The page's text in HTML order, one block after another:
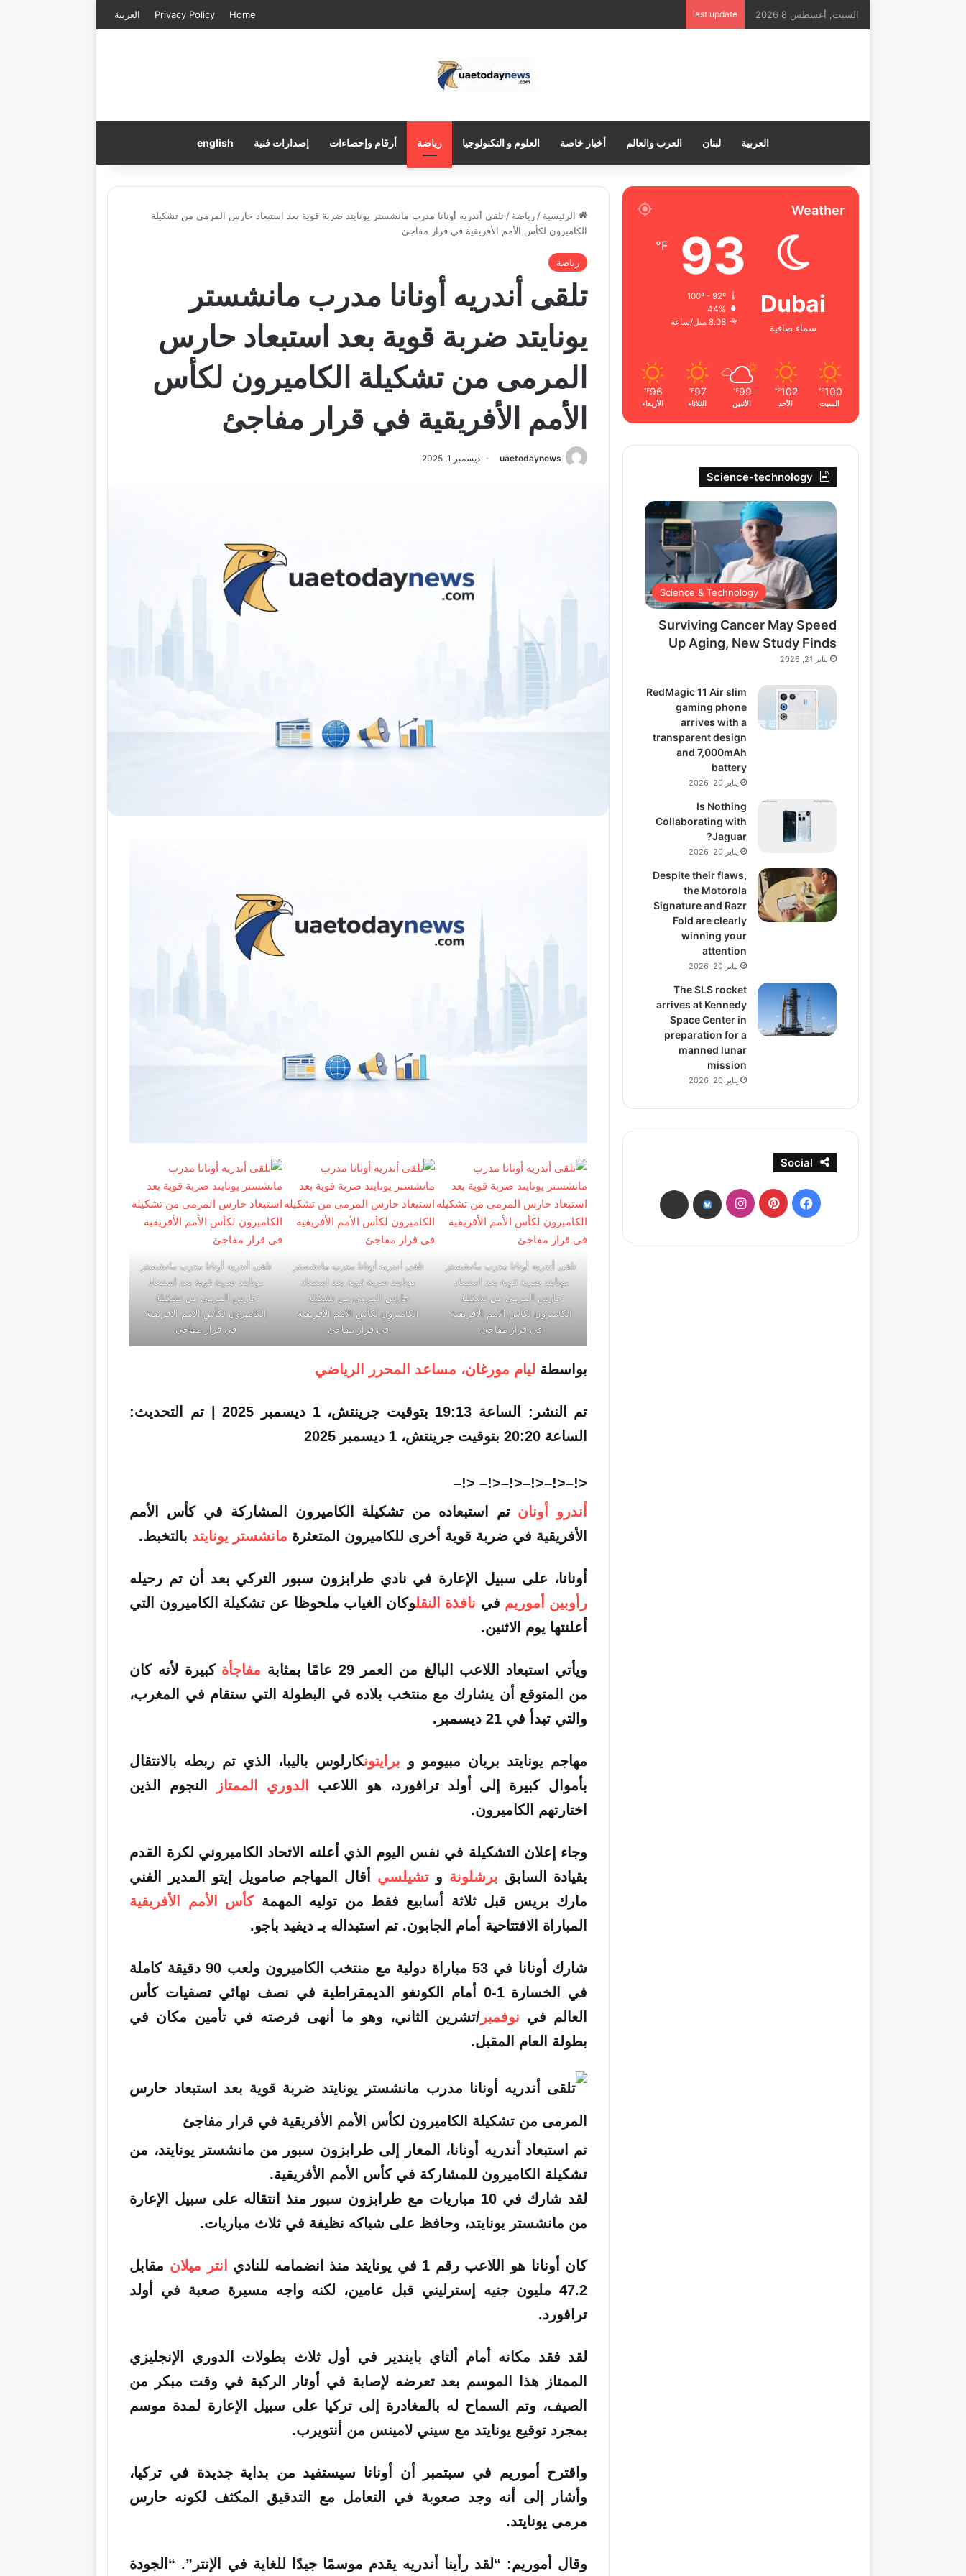
السبت, أغسطس 8 2026 last update
Home
Privacy Policy العربية
العربية لبنان العرب والعالم أخبار خاصة العلوم و التكنولوجيا رياضة أرقام وإحصاءات إصدارات فنية english
الرئيسية / رياضة / تلقى أندريه أونانا مدرب مانشستر يونايتد ضربة قوية بعد استبعاد حارس المرمى من تشكيلة
الكاميرون لكأس الأمم الأفريقية في قرار مفاجئ
رياضة
تلقى أندريه أونانا مدرب مانشستر
يونايتد ضربة قوية بعد استبعاد حارس
المرمى من تشكيلة الكاميرون لكأس
الأمم الأفريقية في قرار مفاجئ
uaetodaynews ديسمبر 1, 2025
تلقى أندريه أونانا مدرب مانشستر
يونايتد ضربة قوية بعد استبعاد
حارس المرمى من تشكيلة
الكاميرون لكأس الأمم الأفريقية
في قرار مفاجئ
تلقى أندريه أونانا مدرب مانشستر
يونايتد ضربة قوية بعد استبعاد
حارس المرمى من تشكيلة
الكاميرون لكأس الأمم الأفريقية
في قرار مفاجئ
تلقى أندريه أونانا مدرب مانشستر
يونايتد ضربة قوية بعد استبعاد
حارس المرمى من تشكيلة
الكاميرون لكأس الأمم الأفريقية
في قرار مفاجئ
بواسطة ليام مورغان، مساعد المحرر الرياضي
تم النشر: الساعة 19:13 بتوقيت جرينتش، 1 ديسمبر 2025
تم التحديث:
الساعة 20:20 بتوقيت جرينتش، 1 ديسمبر 2025
<!–<!–<!–<!–<!– <!–
أندرو أونان تم استبعاده من تشكيلة الكاميرون المشاركة في كأس الأمم
الأفريقية في ضربة قوية أخرى للكاميرون المتعثرة مانشستر يونايتد بالتخبط.
أونانا، على سبيل الإعارة في نادي طرابزون سبور التركي بعد أن تم رحيله
رأوبين أموريم في نافذة النقلوكان الغياب ملحوظا عن تشكيلة الكاميرون التي
أعلنتها يوم الاثنين.
ويأتي استبعاد اللاعب البالغ من العمر 29 عامًا بمثابة مفاجأة كبيرة لأنه كان
من المتوقع أن يشارك مع منتخب بلاده في البطولة التي ستقام في المغرب،
والتي تبدأ في 21 ديسمبر.
مهاجم يونايتد بريان مبيومو و برايتونكارلوس باليبا، الذي تم ربطه بالانتقال
بأموال كبيرة إلى أولد ترافورد، هو اللاعب
الدوري الممتاز
النجوم الذين
اختارتهم الكاميرون.
وجاء إعلان التشكيلة في نفس اليوم الذي أعلنه الاتحاد الكاميروني لكرة القدم
بقيادة السابق برشلونة و تشيلسي أقال المهاجم صامويل إيتو المدير الفني
مارك بريس قبل ثلاثة أسابيع فقط من توليه المهمةكأس الأمم الأفريقية
المباراة الافتتاحية أمام الجابون. تم استبداله بـ ديفيد باجو.
شارك أونانا في 53 مباراة دولية مع منتخب الكاميرون ولعب 90 دقيقة كاملة
في الخسارة 1-0 أمام الكونغو الديمقراطية في نصف نهائي تصفيات كأس
العالم في نوفمبر /تشرين الثاني، وهو ما أنهى فرصته في تأمين مكان في
بطولة العام المقبل.
تم استبعاد أندريه أونانا، المعار إلى طرابزون سبور من مانشستر
يونايتد، من
تشكيلة الكاميرون للمشاركة في كأس الأمم الأفريقية.
لقد شارك في 10 مباريات مع طرابزون سبور منذ انتقاله على سبيل الإعارة
من مانشستر يونايتد، وحافظ على شباكه نظيفة في ثلاث مباريات.
كان أونانا هو اللاعب رقم 1 في يونايتد منذ انضمامه للنادي انتر ميلان مقابل
47.2 مليون جنيه إسترليني قبل عامين، لكنه واجه مسيرة صعبة في أولد
ترافورد.
لقد فقد مكانه أمام ألتاي بايندير في أول ثلاث بطولات الدوري الإنجليزي
الممتاز هذا الموسم بعد تعرضه لإصابة في أوتار الركبة في وقت مبكر من
الصيف، وتم السماح له بالمغادرة إلى تركيا على سبيل الإعارة لمدة موسم
بمجرد توقيع يونايتد مع سيني لامينس من أنتويرب.
واقترح أموريم في سبتمبر أن أونانا سيستفيد من بداية جديدة في تركيا،
وأشار إلى أنه وجد صعوبة في التعامل مع التدقيق المكثف لكونه حارس
مرمى يونايتد.
وقال أموريم: “لقد رأينا أندريه يقدم موسمًا جيدًا للغاية في الإنتر”. “الجودة
Weather
Dubai
سماء صافية
93
℉
100º - 92º
44%
8.08 ميل/ساعة
100
℉
السبت
102
℉
الأحد
99
℉
الأثنين
97
℉
الثلاثاء
96
℉
الأربعاء
Science-technology
Science & Technology
Surviving Cancer May Speed
Up Aging, New Study Finds
يناير 21, 2026
RedMagic 11 Air slim
gaming phone
arrives with a
transparent design
and 7,000mAh
battery
يناير 20, 2026
Is Nothing
Collaborating with
Jaguar?
يناير 20, 2026
Despite their flaws,
the Motorola
Signature and Razr
Fold are clearly
winning your
attention
يناير 20, 2026
The SLS rocket
arrives at Kennedy
Space Center in
preparation for a
manned lunar
mission
يناير 20, 2026
Social
فيسبوكبينتيريستانستقرامbsky
threads